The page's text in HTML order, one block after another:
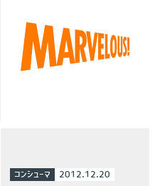
コンシューマ 2012.12.20